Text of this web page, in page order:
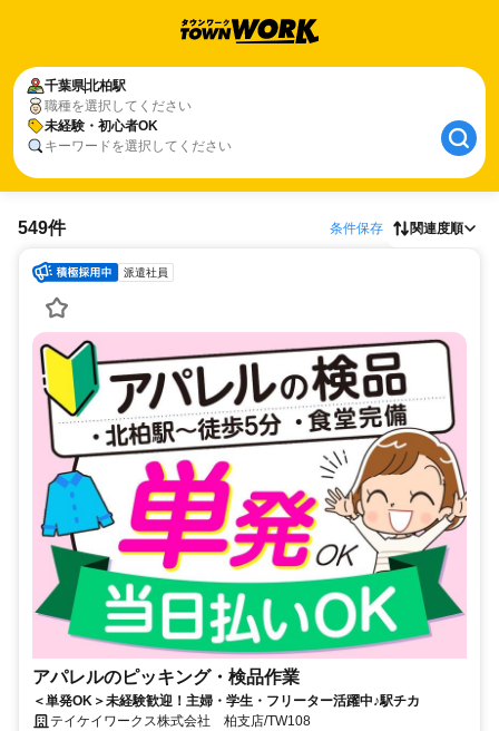
千葉県北柏駅
職種を選択してください
未経験・初心者OK
キーワードを選択してください
549件 条件保存 関連度順
派遣社員
アパレルのピッキング・検品作業
＜単発OK＞未経験歓迎！主婦・学生・フリーター活躍中♪駅チカ
テイケイワークス株式会社 柏支店/TW108